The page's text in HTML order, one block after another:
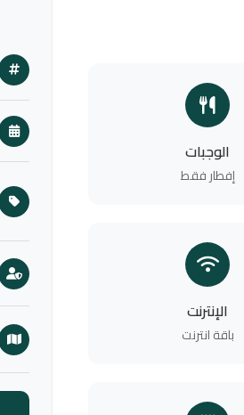
الوجبات
إفطار فقط
الإنترنت
باقة انترنت